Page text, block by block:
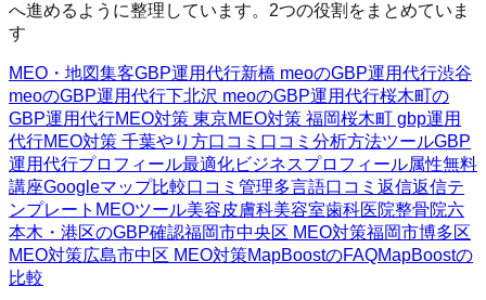
へ進めるように整理しています。2つの役割をまとめていま
す
MEO・地図集客GBP運用代行新橋 meoのGBP運用代行渋谷
meoのGBP運用代行下北沢 meoのGBP運用代行桜木町の
GBP運用代行MEO対策 東京MEO対策 福岡桜木町 gbp運用
代行MEO対策 千葉やり方口コミ 口コミ分析方法ツールGBP
運用代行プロフィール最適化ビジネスプロフィール属性無料
講座Googleマップ比較口コミ管理多言語口コミ返信返信テ
ンプレート MEOツール美容皮膚科美容室歯科医院整骨院六
本木・港区のGBP確認福岡市中央区 MEO対策福岡市博多区
MEO対策広島市中区 MEO対策MapBoostのFAQMapBoostの
比較